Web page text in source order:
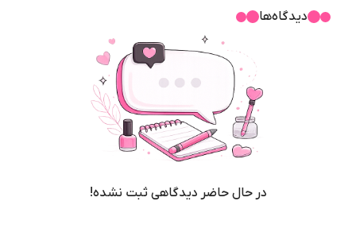
دیدگاه‌ها
در حال حاضر دیدگاهی ثبت نشده!